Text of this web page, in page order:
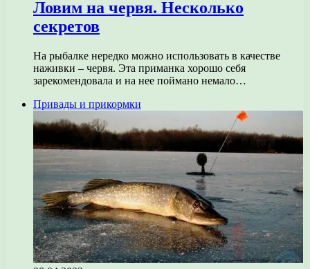
Ловим на червя. Несколько
секретов
На рыбалке нередко можно использовать в качестве
наживки – червя. Эта приманка хорошо себя
зарекомендовала и на нее поймано немало…
Привады и прикормки